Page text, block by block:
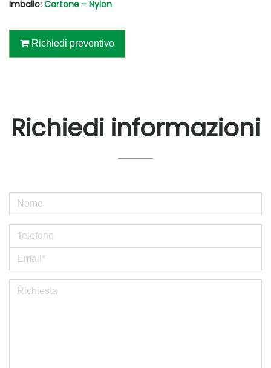
Imballo: Cartone - Nylon
Richiedi preventivo
Richiedi informazioni